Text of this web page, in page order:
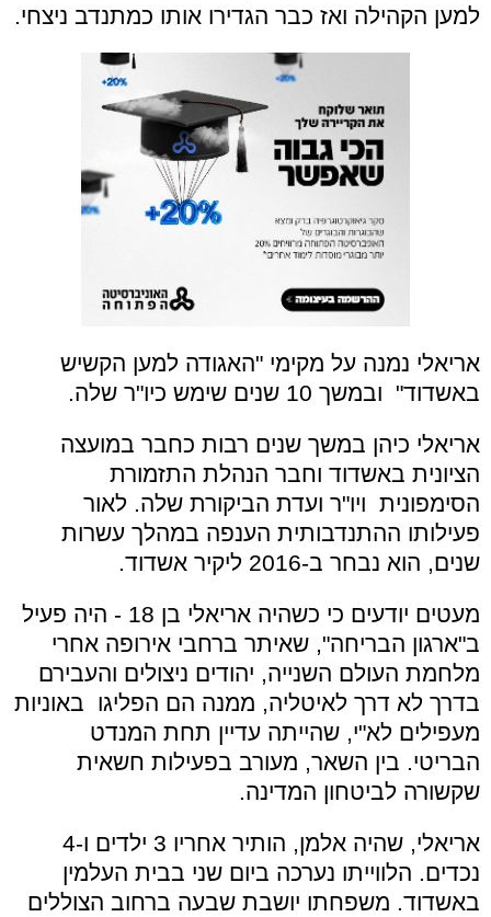
למען הקהילה ואז כבר הגדירו אותו כמתנדב ניצחי.
אריאלי נמנה על מקימי "האגודה למען הקשיש
באשדוד" ובמשך 10 שנים שימש כיו"ר שלה
.
אריאלי כיהן במשך שנים רבות כחבר במועצה
הציונית באשדוד וחבר הנהלת התזמורת
הסימפונית ויו"ר ועדת הביקורת שלה. לאור
פעילותו ההתנדבותית הענפה במהלך עשרות
שנים, הוא נבחר ב-2016 ליקיר אשדוד
.
מעטים יודעים כי כשהיה אריאלי בן 18 - היה פעיל
ב"ארגון הבריחה", שאיתר ברחבי אירופה אחרי
מלחמת העולם השנייה, יהודים ניצולים והעבירם
בדרך לא דרך לאיטליה, ממנה הם הפליגו באוניות
מעפילים לא"י, שהייתה עדיין תחת המנדט
הבריטי. בין השאר, מעורב בפעילות חשאית
שקשורה לביטחון המדינה.
אריאלי, שהיה אלמן, הותיר אחריו 3 ילדים ו-4
נכדים. הלווייתו נערכה ביום שני בבית העלמין
באשדוד. משפחתו יושבת שבעה ברחוב הצוללים